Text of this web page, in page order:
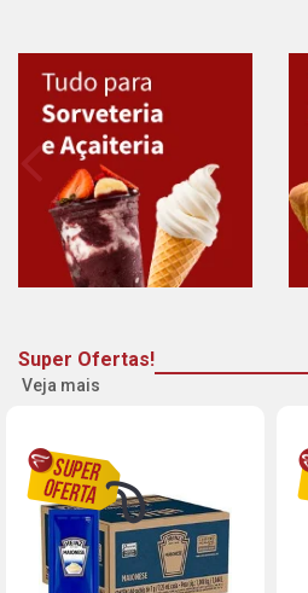
Super Ofertas!
Veja mais